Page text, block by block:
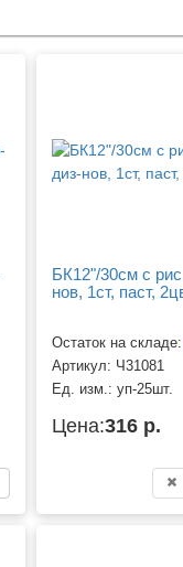
БК12"/30см с
нов, 1ст, паст,
Остаток на складе:
Артикул: Ч31081
Ед. изм.:уп-25шт.
Цена:316 р.